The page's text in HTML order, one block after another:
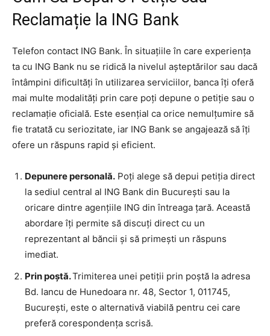
Reclamație la ING Bank
Telefon contact ING Bank. În situațiile în care experiența
ta cu ING Bank nu se ridică la nivelul așteptărilor sau dacă
întâmpini dificultăți în utilizarea serviciilor, banca îți oferă
mai multe modalități prin care poți depune o petiție sau o
reclamație oficială. Este esențial ca orice nemulțumire să
fie tratată cu seriozitate, iar ING Bank se angajează să îți
ofere un răspuns rapid și eficient.
Depunere personală. Poți alege să depui petiția direct
la sediul central al ING Bank din București sau la
oricare dintre agențiile ING din întreaga țară. Această
abordare îți permite să discuți direct cu un
reprezentant al băncii și să primești un răspuns
imediat.
Prin poștă.Trimiterea unei petiții prin poștă la adresa
Bd. Iancu de Hunedoara nr. 48, Sector 1, 011745,
București, este o alternativă viabilă pentru cei care
preferă corespondența scrisă.